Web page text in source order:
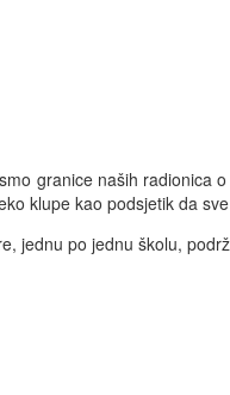
granice naših radionica
klupe kao podsjetik da
jednu po jednu školu,